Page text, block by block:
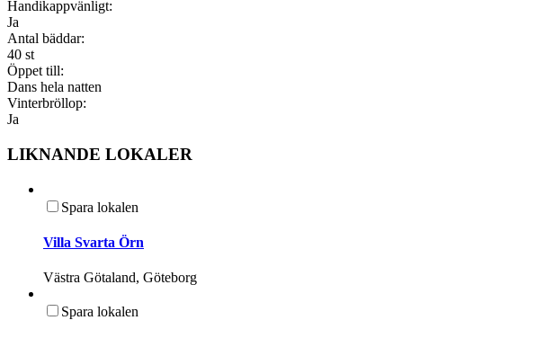
Handikappvänligt:
Ja
Antal bäddar:
40 st
Öppet till:
Dans hela natten
Vinterbröllop:
Ja
LIKNANDE LOKALER
Spara lokalen
Villa Svarta Örn
Västra Götaland, Göteborg
Spara lokalen